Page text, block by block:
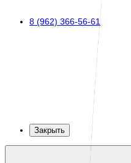
8 (962) 366-56-61
Закрыть